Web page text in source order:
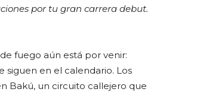
por tu gran carrera debut.
fuego aún está por venir:
siguen en el calendario. Los
Bakú, un circuito callejero que